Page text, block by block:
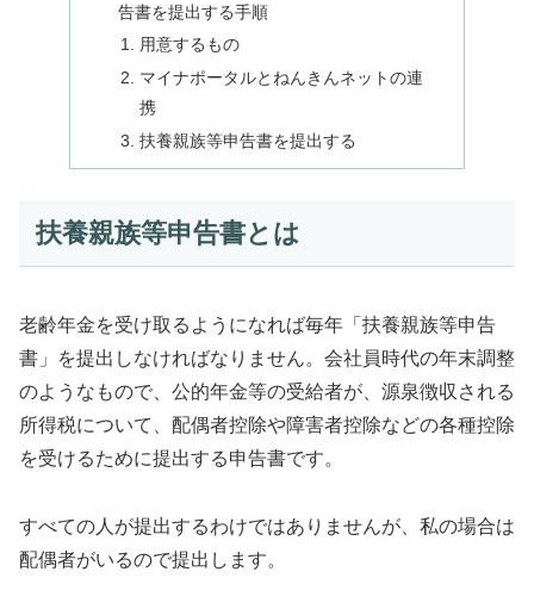
告書を提出する手順
用意するもの
マイナポータルとねんきんネットの連
携
扶養親族等申告書を提出する
扶養親族等申告書とは
老齢年金を受け取るようになれば毎年「扶養親族等申告
書」を提出しなければなりません。会社員時代の年末調整
のようなもので、公的年金等の受給者が、源泉徴収される
所得税について、配偶者控除や障害者控除などの各種控除
を受けるために提出する申告書です。
すべての人が提出するわけではありませんが、私の場合は
配偶者がいるので提出します。